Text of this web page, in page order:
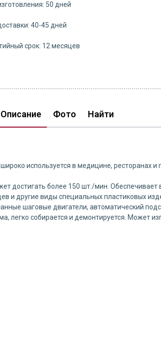
50 дней
40-45 дней
срок: 12 месяцев
Описание Фото Найти
используется в медицине, ресторанах
достигать более 150 шт./мин. Обеспечивает
и другие виды специальных пластиковых
шаговые двигатели, автоматический
легко собирается и демонтируется. Может